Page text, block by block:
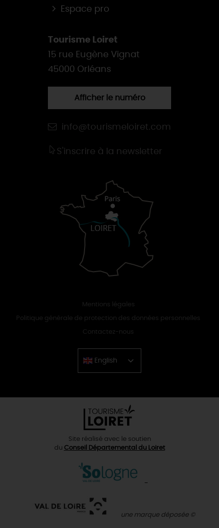
Espace pro
Tourisme Loiret
15 rue Eugène Vignat
45000 Orléans
Afficher le numéro
info@tourismeloiret.com
S'inscrire à la newsletter
Mentions légales
Politique générale de protection des données personnelles
Contactez-nous
English
Chinese
Site réalisé avec le soutien
du Conseil Départemental du Loiret
une marque déposée ©